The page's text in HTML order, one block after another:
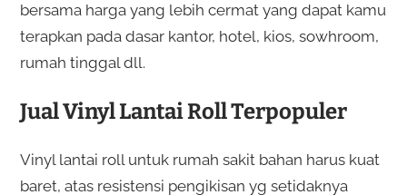
bersama harga yang lebih cermat yang dapat kamu
terapkan pada dasar kantor, hotel, kios, sowhroom,
rumah tinggal dll.
Jual Vinyl Lantai Roll Terpopuler
Vinyl lantai roll untuk rumah sakit bahan harus kuat
baret, atas resistensi pengikisan yg setidaknya